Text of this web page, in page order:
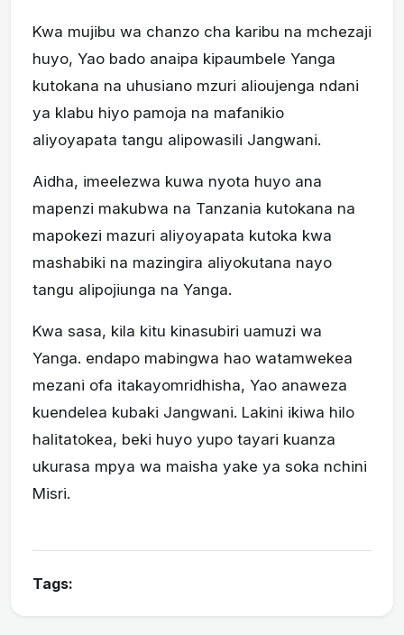
Kwa mujibu wa chanzo cha karibu na mchezaji
huyo, Yao bado anaipa kipaumbele Yanga
kutokana na uhusiano mzuri alioujenga ndani
ya klabu hiyo pamoja na mafanikio
aliyoyapata tangu alipowasili Jangwani.
Aidha, imeelezwa kuwa nyota huyo ana
mapenzi makubwa na Tanzania kutokana na
mapokezi mazuri aliyoyapata kutoka kwa
mashabiki na mazingira aliyokutana nayo
tangu alipojiunga na Yanga.
Kwa sasa, kila kitu kinasubiri uamuzi wa
Yanga. endapo mabingwa hao watamwekea
mezani ofa itakayomridhisha, Yao anaweza
kuendelea kubaki Jangwani. Lakini ikiwa hilo
halitatokea, beki huyo yupo tayari kuanza
ukurasa mpya wa maisha yake ya soka nchini
Misri.
Tags: